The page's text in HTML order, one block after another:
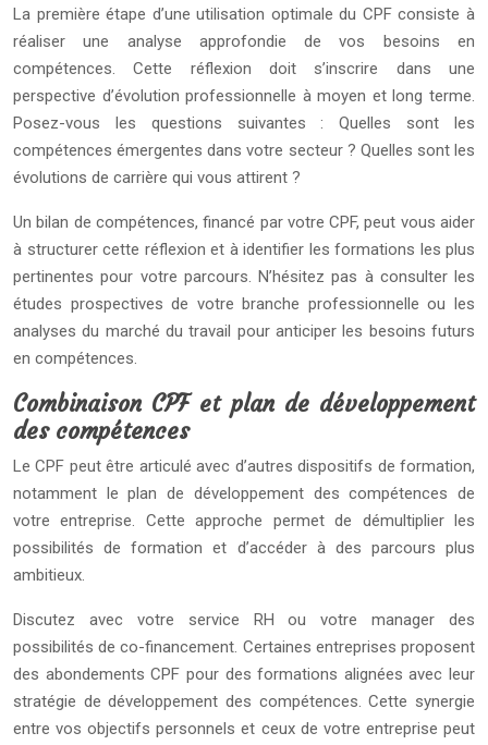
La première étape d’une utilisation optimale du CPF consiste à
réaliser une analyse approfondie de vos besoins en
compétences. Cette réflexion doit s’inscrire dans une
perspective d’évolution professionnelle à moyen et long terme.
Posez-vous les questions suivantes : Quelles sont les
compétences émergentes dans votre secteur ? Quelles sont les
évolutions de carrière qui vous attirent ?
Un bilan de compétences, financé par votre CPF, peut vous aider
à structurer cette réflexion et à identifier les formations les plus
pertinentes pour votre parcours. N’hésitez pas à consulter les
études prospectives de votre branche professionnelle ou les
analyses du marché du travail pour anticiper les besoins futurs
en compétences.
Combinaison CPF et plan de développement
des compétences
Le CPF peut être articulé avec d’autres dispositifs de formation,
notamment le plan de développement des compétences de
votre entreprise. Cette approche permet de démultiplier les
possibilités de formation et d’accéder à des parcours plus
ambitieux.
Discutez avec votre service RH ou votre manager des
possibilités de co-financement. Certaines entreprises proposent
des abondements CPF pour des formations alignées avec leur
stratégie de développement des compétences. Cette synergie
entre vos objectifs personnels et ceux de votre entreprise peut